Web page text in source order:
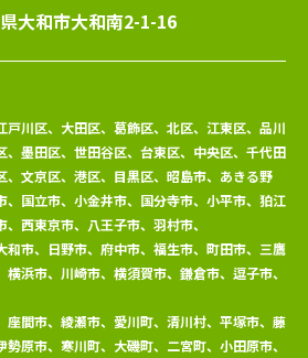
大和市大和南2-1-16
戸川区、大田区、葛飾区、北区、江東区、品川
、墨田区、世田谷区、台東区、中央区、千代田
、文京区、港区、目黒区、昭島市、あきる野
、国立市、小金井市、国分寺市、小平市、狛江
西東京市、八王子市、羽村市、
和市、日野市、府中市、福生市、町田市、三鷹
浜市、川崎市、横須賀市、鎌倉市、逗子市、
座間市、綾瀬市、愛川町、清川村、平塚市、藤
原市、寒川町、大磯町、二宮町、小田原市、